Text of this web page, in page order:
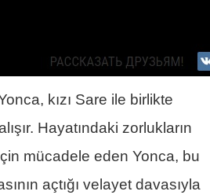
kızı Sare ile birlikte
Hayatındaki zorlukların
mücadele eden Yonca, bu
açtığı velayet davasıyla